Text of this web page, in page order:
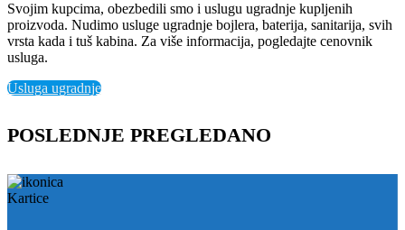
Svojim kupcima, obezbedili smo i uslugu ugradnje kupljenih
proizvoda. Nudimo usluge ugradnje bojlera, baterija, sanitarija, svih
vrsta kada i tuš kabina. Za više informacija, pogledajte cenovnik
usluga.
Usluga ugradnje
POSLEDNJE PREGLEDANO